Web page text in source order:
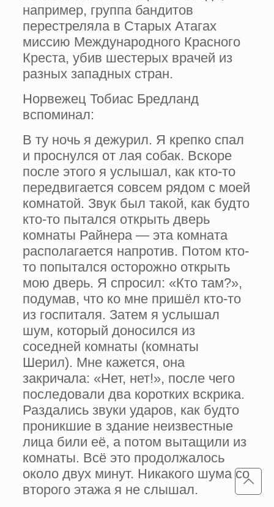
например, группа бандитов
перестреляла в Старых Атагах
миссию Международного Красного
Креста, убив шестерых врачей из
разных западных стран.
Норвежец Тобиас Бредланд
вспоминал:
В ту ночь я дежурил. Я крепко спал
и проснулся от лая собак. Вскоре
после этого я услышал, как кто-то
передвигается совсем рядом с моей
комнатой. Звук был такой, как будто
кто-то пытался открыть дверь
комнаты Райнера — эта комната
располагается напротив. Потом кто-
то попытался осторожно открыть
мою дверь. Я спросил: «Кто там?»,
подумав, что ко мне пришёл кто-то
из госпиталя. Затем я услышал
шум, который доносился из
соседней комнаты (комнаты
Шерил). Мне кажется, она
закричала: «Нет, нет!», после чего
последовали два коротких вскрика.
Раздались звуки ударов, как будто
проникшие в здание неизвестные
лица били её, а потом вытащили из
комнаты. Всё это продолжалось
около двух минут. Никакого шума со
второго этажа я не слышал.